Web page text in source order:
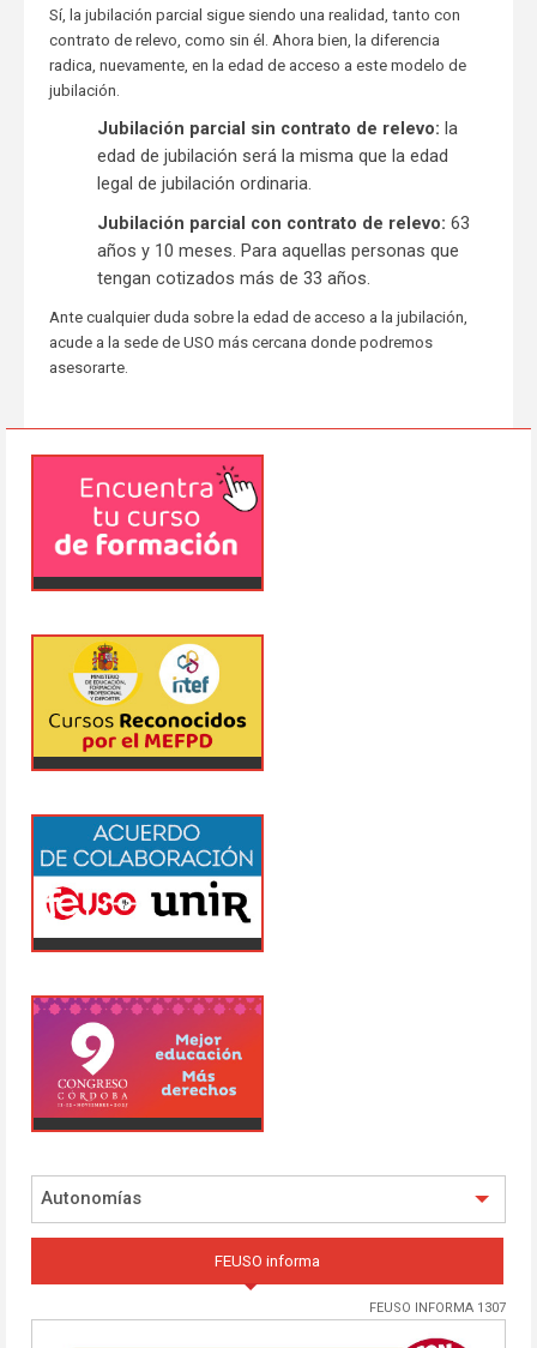
Sí, la jubilación parcial sigue siendo una realidad, tanto con
contrato de relevo, como sin él. Ahora bien, la diferencia
radica, nuevamente, en la edad de acceso a este modelo de
jubilación.
Jubilación parcial sin contrato de relevo: la
edad de jubilación será la misma que la edad
legal de jubilación ordinaria.
Jubilación parcial con contrato de relevo: 63
años y 10 meses. Para aquellas personas que
tengan cotizados más de 33 años.
Ante cualquier duda sobre la edad de acceso a la jubilación,
acude a la sede de USO más cercana donde podremos
asesorarte.
Autonomías
FEUSO informa
FEUSO INFORMA 1307